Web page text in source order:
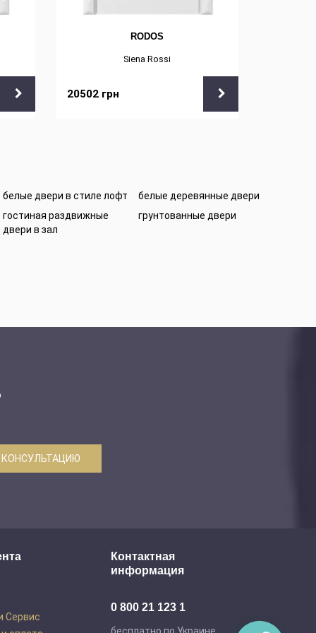
RODOS
Siena Rossi
20502 грн
белые двери в стиле лофт
белые деревянные двери
гостиная раздвижные
двери в зал
грунтованные двери
Сервис
Контактная
информация
0 800 21 123 1